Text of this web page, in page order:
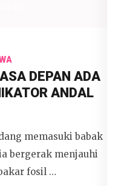
DEPAN ADA
ANDAL
memasuki babak
bergerak menjauhi
fosil …